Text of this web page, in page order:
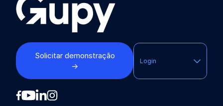
Solicitar demonstração
→
Login